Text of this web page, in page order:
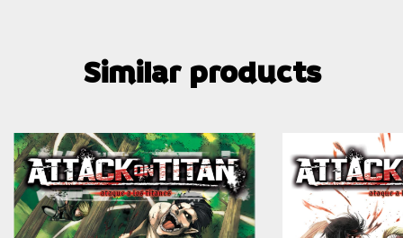
Similar products